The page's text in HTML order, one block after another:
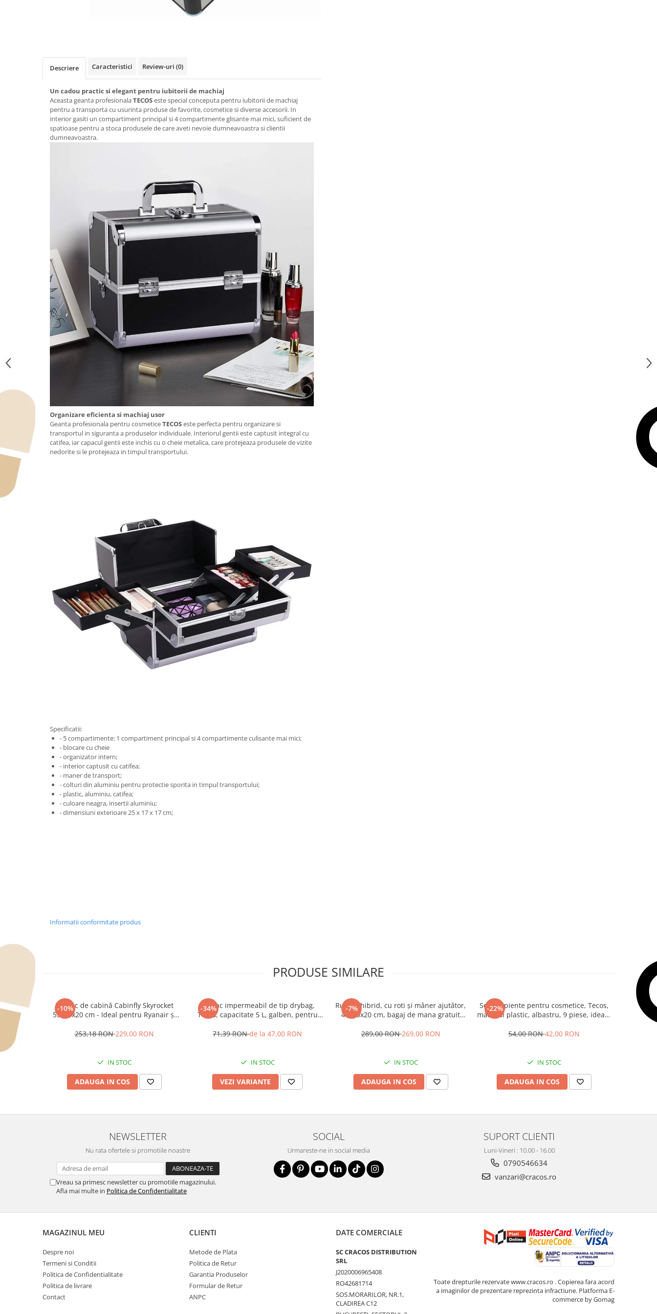
Descriere Caracteristici Review-uri (0)
Un cadou practic si elegant pentru iubitorii de machiaj
Aceasta geanta profesionalaTECOSeste special conceputa pentru iubitorii de machiaj
pentru a transporta cu usurinta produse de favorite, cosmetice si diverse accesorii. In
interior gasiti un compartiment principal si 4 compartimente glisante mai mici, suficient de
spatioase pentru a stoca produsele de care aveti nevoie dumneavoastra si clientii
dumneavoastra.
Organizare eficienta si machiaj usor
Geanta profesionala pentru cosmeticeTECOSeste perfecta pentru organizare si
transportul in siguranta a produselor individuale. Interiorul gentii este captusit integral cu
catifea, iar capacul gentii este inchis cu o cheie metalica, care protejeaza produsele de vizite
nedorite si le protejeaza in timpul transportului.
Specificatii:
- 5 compartimente: 1 compartiment principal si 4 compartimente culisante mai mici;
- blocare cu cheie
- organizator intern;
- interior captusit cu catifea;
- maner de transport;
- colturi din aluminiu pentru protectie sporita in timpul transportului;
- plastic, aluminiu, catifea;
- culoare neagra, insertii aluminiu;
- dimensiuni exterioare 25 x 17 x 17 cm;
Informatii conformitate produs
PRODUSE SIMILARE
-10%
Rucsac de cabină Cabinfly Skyrocket
55x40x20 cm - Ideal pentru Ryanair și
sau DanAir,- 44L, Negru
253,18 RON229,00 RON
IN STOC
ADAUGA IN COS
-34%
Rucsac impermeabil de tip drybag,
Tecos, capacitate 5 L, galben, pentru
71,39 RONde la 47,00 RON
IN STOC
VEZI VARIANTE
-7%
Rucsac hibrid, cu roti și mâner ajutător,
40x30x20 cm, bagaj de mana gratuit
Animawings sau DanAir, verde
289,00 RON269,00 RON
IN STOC
ADAUGA IN COS
-22%
Set recipiente pentru cosmetice, Tecos,
material plastic, albastru, 9 piese, ideale
54,00 RON42,00 RON
IN STOC
ADAUGA IN COS
-23%
Rucsac
Cabină
NEWSLETTER
Nu rata ofertele si promotiile noastre
Vreau sa primesc newsletter cu promotiile magazinului.
Afla mai multe in Politica de Confidentialitate
SOCIAL
Urmareste-ne in social media
SUPORT CLIENTI
Luni-Vineri : 10.00 - 16.00
0790546634
vanzari@cracos.ro
MAGAZINUL MEU
Despre noi
Termeni si Conditii
Politica de Confidentialitate
Politica de livrare
Contact
CLIENTI
Metode de Plata
Politica de Retur
Garantia Produselor
Formular de Retur
ANPC
DATE COMERCIALE
SC CRACOS DISTRIBUTION
SRL
J2020006965408
RO42681714
SOS.MORARILOR, NR.1,
CLADIREA C12
Toate drepturile rezervate www.cracos.ro . Copierea fara acord
a imaginilor de prezentare reprezinta infractiune. Platforma E-
commerce by Gomag